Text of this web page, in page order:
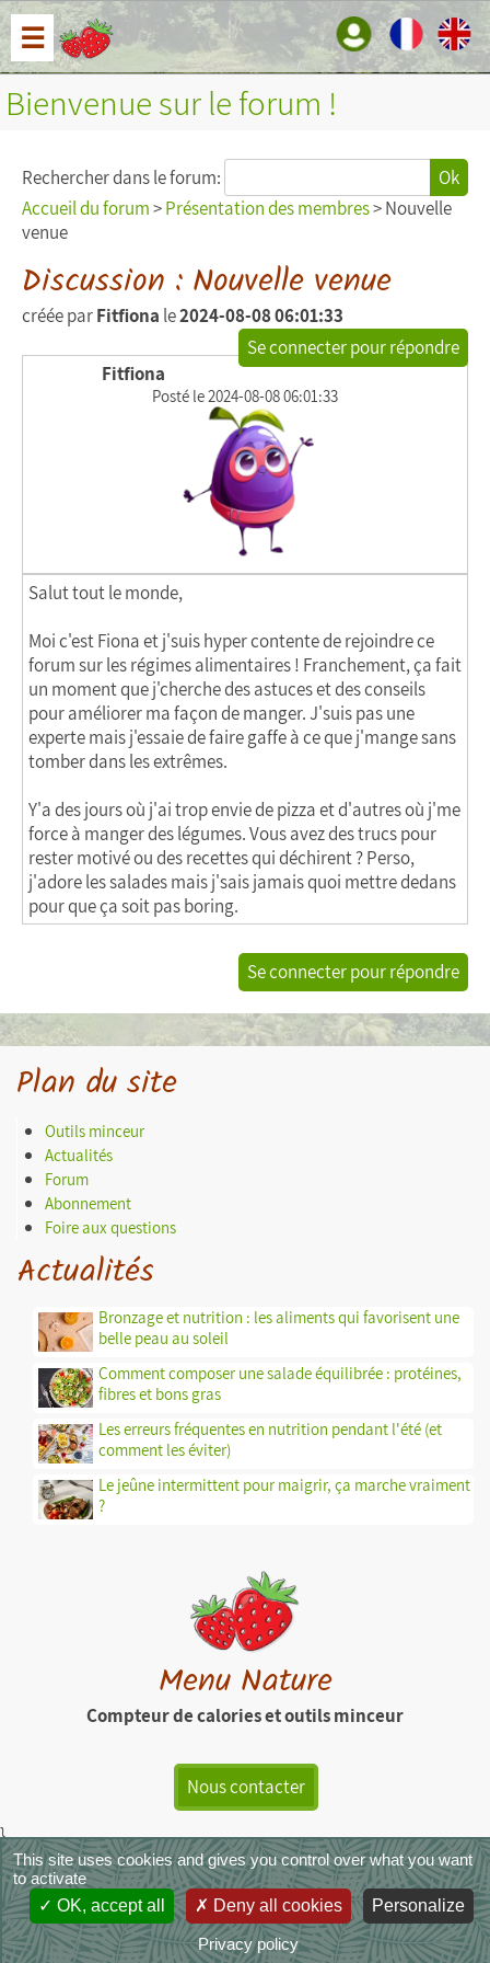
☰
Bienvenue sur le forum !
Rechercher dans le forum:
Ok
Accueil du forum>Présentation des membres> Nouvelle
venue
Discussion : Nouvelle venue
créée parFitfiona le2024-08-08 06:01:33
Se connecter pour répondre
Fitfiona
Posté le 2024-08-08 06:01:33
Salut tout le monde,
Moi c'est Fiona et j'suis hyper contente de rejoindre ce
forum sur les régimes alimentaires ! Franchement, ça fait
un moment que j'cherche des astuces et des conseils
pour améliorer ma façon de manger. J'suis pas une
experte mais j'essaie de faire gaffe à ce que j'mange sans
tomber dans les extrêmes.
Y'a des jours où j'ai trop envie de pizza et d'autres où j'me
force à manger des légumes. Vous avez des trucs pour
rester motivé ou des recettes qui déchirent ? Perso,
j'adore les salades mais j'sais jamais quoi mettre dedans
pour que ça soit pas boring.
Se connecter pour répondre
Plan du site
Outils minceur
Actualités
Forum
Abonnement
Foire aux questions
Actualités
Bronzage et nutrition : les aliments qui favorisent une
belle peau au soleil
Comment composer une salade équilibrée : protéines,
fibres et bons gras
Les erreurs fréquentes en nutrition pendant l'été (et
comment les éviter)
Le jeûne intermittent pour maigrir, ça marche vraiment
?
Menu Nature
Compteur de calories et outils minceur
Nous contacter
}
MenuNature - Copyright © 2026|Mentions légales|CGU|CGVS|
Crédit photos
This site uses cookies and gives you control over what you want
to activate
OK, accept all
Deny all cookies Personalize
Privacy policy